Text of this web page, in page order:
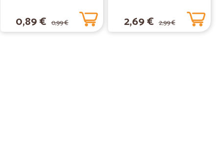
0,89 € 0,99 € 2,69 € 2,99 €